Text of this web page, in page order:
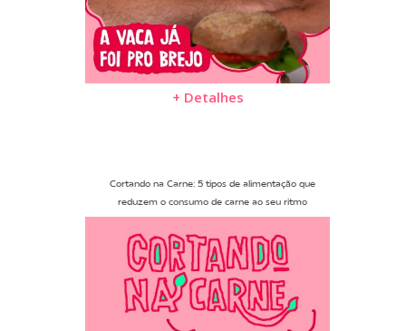
+ Detalhes
Cortando na Carne: 5 tipos de alimentação que
reduzem o consumo de carne ao seu ritmo